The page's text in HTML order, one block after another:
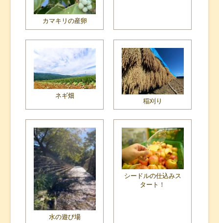
カマキリの産卵
ネギ畑
稲刈り
水の遊び場
シードルの仕込みス
タート！